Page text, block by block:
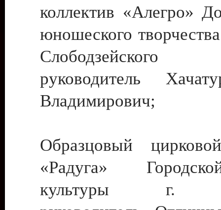
коллектив «Алегро»
юношеского
руководитель
Владимирович;
Образцовый
«Радуга»
культуры г.